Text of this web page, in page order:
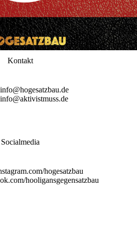
Kontakt
info@hogesatzbau.de
info@aktivistmuss.de
Socialmedia
hogesatzbau
hooligansgegensatzbau